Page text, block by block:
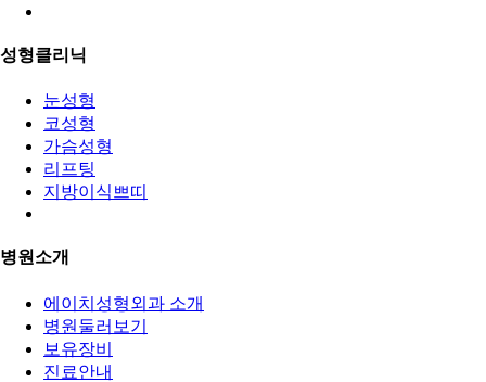
성형클리닉
눈성형
코성형
가슴성형
리프팅
지방이식쁘띠
병원소개
에이치성형외과 소개
병원둘러보기
보유장비
진료안내